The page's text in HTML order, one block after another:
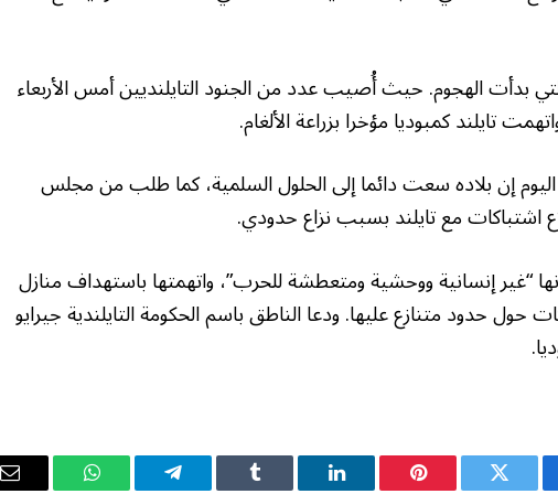
بدأت الهجوم. حيث أُصيب عدد من الجنود التايلنديين أمس الأربعاء
تايلند كمبوديا مؤخرا بزراعة الألغام.
إن بلاده سعت دائما إلى الحلول السلمية، كما طلب من مجلس
اشتباكات مع تايلند بسبب نزاع حدودي.
“غير إنسانية ووحشية ومتعطشة للحرب”، واتهمتها باستهداف منازل
حول حدود متنازع عليها. ودعا الناطق باسم الحكومة التايلندية جيرايو
تويتر بينتيريستلينكدإن Tumblr تيلقرام واتساب